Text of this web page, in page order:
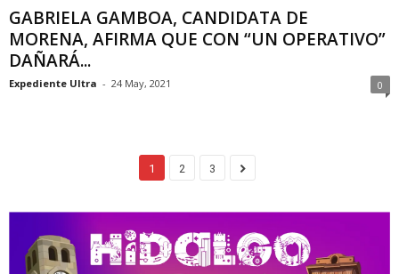
GABRIELA GAMBOA, CANDIDATA DE
MORENA, AFIRMA QUE CON “UN OPERATIVO”
DAÑARÁ...
Expediente Ultra - 24 May, 2021 0
1 2 3